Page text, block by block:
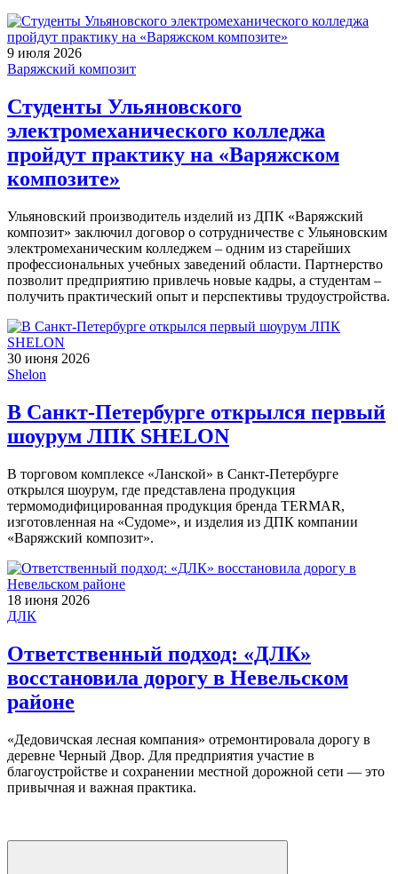
9 июля 2026
Варяжский композит
Студенты Ульяновского
электромеханического колледжа
пройдут практику на «Варяжском
композите»
Ульяновский производитель изделий из ДПК «Варяжский
композит» заключил договор о сотрудничестве с Ульяновским
электромеханическим колледжем – одним из старейших
профессиональных учебных заведений области. Партнерство
позволит предприятию привлечь новые кадры, а студентам –
получить практический опыт и перспективы трудоустройства.
30 июня 2026
Shelon
В Санкт-Петербурге открылся первый
шоурум ЛПК SHELON
В торговом комплексе «Ланской» в Санкт-Петербурге
открылся шоурум, где представлена продукция
термомодифицированная продукция бренда TERMAR,
изготовленная на «Судоме», и изделия из ДПК компании
«Варяжский композит».
18 июня 2026
ДЛК
Ответственный подход: «ДЛК»
восстановила дорогу в Невельском
районе
«Дедовичская лесная компания» отремонтировала дорогу в
деревне Черный Двор. Для предприятия участие в
благоустройстве и сохранении местной дорожной сети — это
привычная и важная практика.